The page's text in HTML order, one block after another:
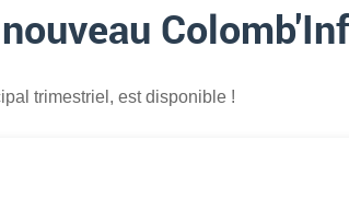
trimestriel, est disponible !